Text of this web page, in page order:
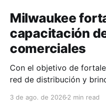
Milwaukee
capacitación
comerciales
Con el objetivo de
red de distribución y
3 de ago. de 2026 2 min read